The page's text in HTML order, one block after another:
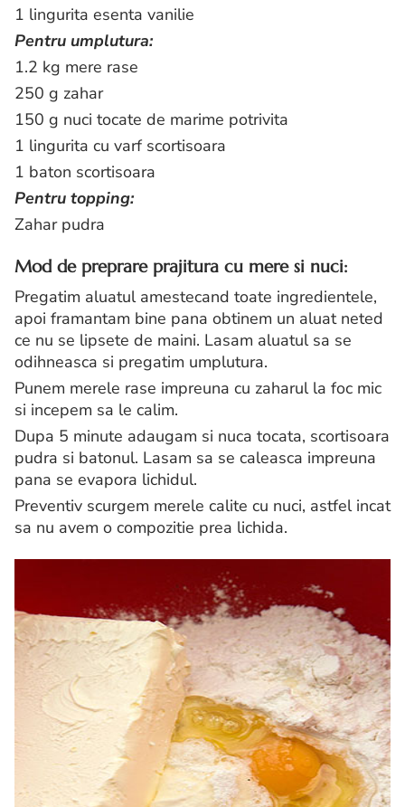
1 lingurita esenta vanilie
Pentru umplutura:
1.2 kg mere rase
250 g zahar
150 g nuci tocate de marime potrivita
1 lingurita cu varf scortisoara
1 baton scortisoara
Pentru topping:
Zahar pudra
Mod de preprare prajitura cu mere si nuci:
Pregatim aluatul amestecand toate ingredientele,
apoi framantam bine pana obtinem un aluat neted
ce nu se lipsete de maini. Lasam aluatul sa se
odihneasca si pregatim umplutura.
Punem merele rase impreuna cu zaharul la foc mic
si incepem sa le calim.
Dupa 5 minute adaugam si nuca tocata, scortisoara
pudra si batonul. Lasam sa se caleasca impreuna
pana se evapora lichidul.
Preventiv scurgem merele calite cu nuci, astfel incat
sa nu avem o compozitie prea lichida.